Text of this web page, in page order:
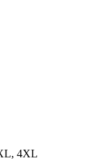
4XL